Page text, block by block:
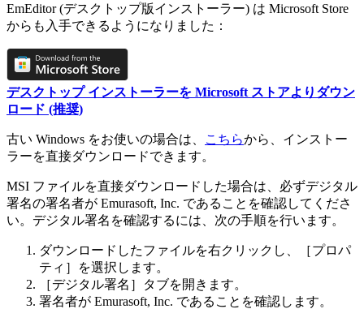
EmEditor (デスクトップ版インストーラー) は Microsoft Store
からも入手できるようになりました：
デスクトップ インストーラーを Microsoft ストアよりダウン
ロード (推奨)
古い Windows をお使いの場合は、 こちらから、インストー
ラーを直接ダウンロードできます。
MSI ファイルを直接ダウンロードした場合は、必ずデジタル
署名の署名者が Emurasoft, Inc. であることを確認してくださ
い。デジタル署名を確認するには、次の手順を行います。
ダウンロードしたファイルを右クリックし、［プロパ
ティ］を選択します。
［デジタル署名］タブを開きます。
署名者が Emurasoft, Inc. であることを確認します。